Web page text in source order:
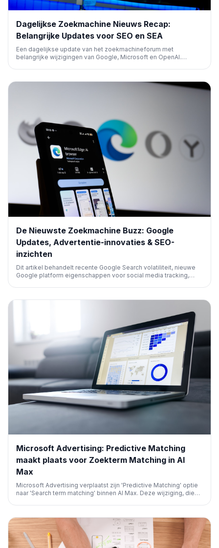
Dagelijkse Zoekmachine Nieuws Recap:
Belangrijke Updates voor SEO en SEA
Een dagelijkse update van het zoekmachineforum met
belangrijke wijzigingen van Google, Microsoft en OpenAI.
ChatGPT advertentietypes.
De Nieuwste Zoekmachine Buzz: Google
Updates, Advertentie-innovaties & SEO-
inzichten
Dit artikel behandelt recente Google Search volatiliteit, nieuwe
Google platform eigenschappen voor social media tracking,
bij ChatGPT Ads, wat een uitgebreide recap biedt van SEO en
Microsoft Advertising: Predictive Matching
maakt plaats voor Zoekterm Matching in AI
Max
Microsoft Advertising verplaatst zijn 'Predictive Matching' optie
naar 'Search term matching' binnen AI Max. Deze wijziging, die